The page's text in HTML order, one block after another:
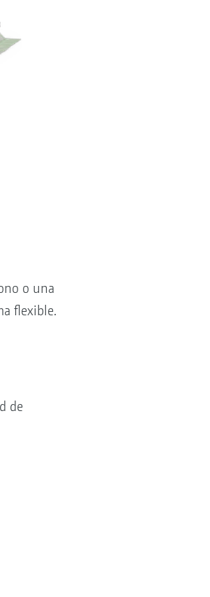
o una
flexible.
de